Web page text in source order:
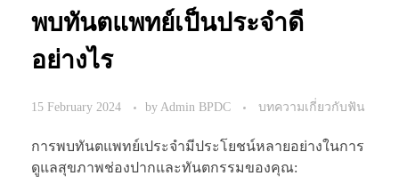
พบทันตแพทย์เป็นประจำดี
อย่างไร
15 February 2024 by Admin BPDC บทความเกี่ยวกับฟัน
การพบทันตแพทย์เประจำมีประโยชน์หลายอย่างในการ
ดูแลสุขภาพช่องปากและทันตกรรมของคุณ: